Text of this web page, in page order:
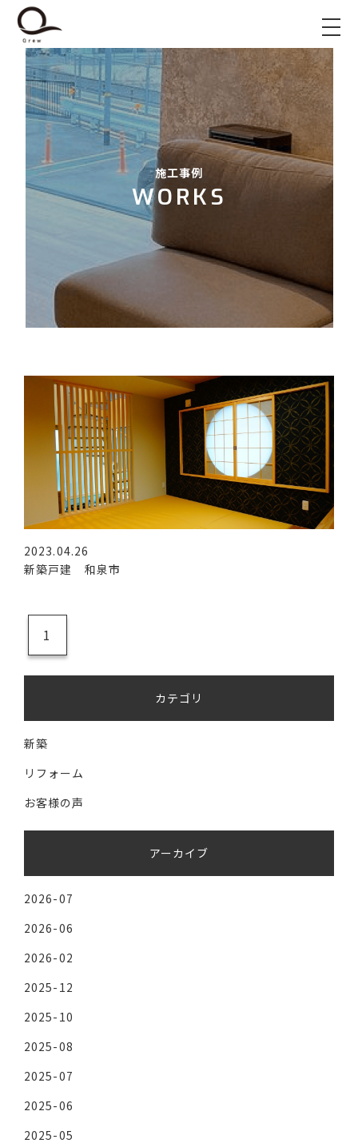
施工事例
WORKS
2023.04.26
新築戸建 和泉市
1
カテゴリ
新築
リフォーム
お客様の声
アーカイブ
2026-07
2026-06
2026-02
2025-12
2025-10
2025-08
2025-07
2025-06
2025-05